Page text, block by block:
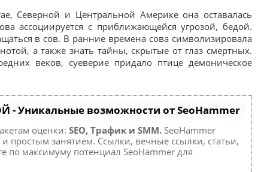
Северной и Центральной Америке она оставалась
ассоциируется с приближающейся угрозой, бедой.
в сов. В ранние времена сова символизировала
а также знать тайны, скрытые от глаз смертных.
веков, суеверие придало птице демоническое
Уникальные возможности от SeoHammer
оценки: SEO, Трафик и SMM. SeoHammer
простым занятием. Ссылки, вечные ссылки, статьи,
по максимуму потенциал SeoHammer для